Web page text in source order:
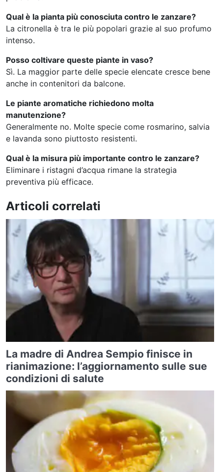
Qual è la pianta più conosciuta contro le zanzare?
La citronella è tra le più popolari grazie al suo profumo
intenso.
Posso coltivare queste piante in vaso?
Sì. La maggior parte delle specie elencate cresce bene
anche in contenitori da balcone.
Le piante aromatiche richiedono molta
manutenzione?
Generalmente no. Molte specie come rosmarino, salvia
e lavanda sono piuttosto resistenti.
Qual è la misura più importante contro le zanzare?
Eliminare i ristagni d’acqua rimane la strategia
preventiva più efficace.
Articoli correlati
La madre di Andrea Sempio finisce in
rianimazione: l’aggiornamento sulle sue
condizioni di salute